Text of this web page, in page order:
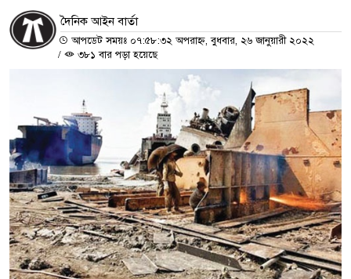
দৈনিক আইন বার্তা
আপডেট সময়ঃ ০৭:৫৮:৩২ অপরাহ্ন, বুধবার, ২৬ জানুয়ারী ২০২২
/
৩৮১ বার পড়া হয়েছে